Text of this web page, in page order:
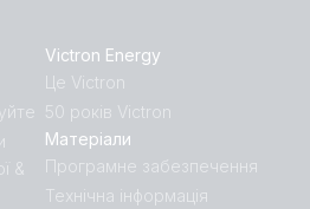
IP65 (left)
IP65 (right)
IP65 (side)
&
Victron Energy
Це Victron
50 років Victron
Матеріали
Програмне забезпечення
Технічна інформація